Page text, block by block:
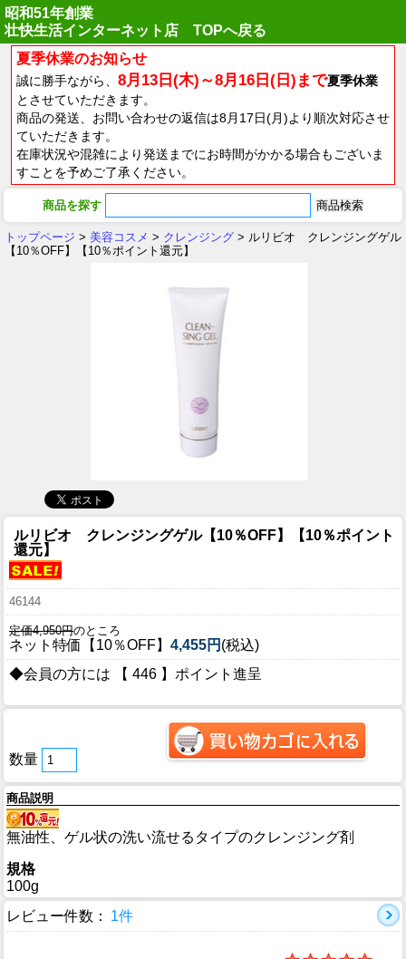
昭和51年創業
壮快生活インターネット店 TOPへ戻る
夏季休業のお知らせ
誠に勝手ながら、 8月13日(木)～8月16日(日)まで夏季休業
とさせていただきます。
商品の発送、お問い合わせの返信は8月17日(月)より順次対応させ
ていただきます。
在庫状況や混雑により発送までにお時間がかかる場合もございま
すことを予めご了承ください。
商品を探す
トップページ > 美容コスメ > クレンジング > ルリビオ クレンジングゲル
【10％OFF】【10％ポイント還元】
ルリビオ クレンジングゲル【10％OFF】【10％ポイント
還元】
46144
定価4,950円のところ
ネット特価【10％OFF】 4,455円 (税込)
◆会員の方には 【 446 】ポイント進呈
数量
商品説明
無油性、ゲル状の洗い流せるタイプのクレンジング剤
規格
100g
レビュー件数：
1件